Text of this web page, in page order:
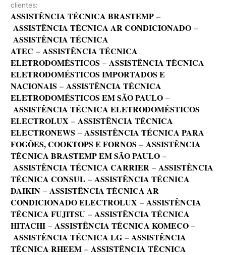
clientes:
ASSISTÊNCIA TÉCNICA BRASTEMP –
ASSISTÊNCIA TÉCNICA AR CONDICIONADO –
ASSISTÊNCIA TÉCNICA
ATEC –ASSISTÊNCIA TÉCNICA
ELETRODOMÉSTICOS –ASSISTÊNCIA TÉCNICA
ELETRODOMÉSTICOS IMPORTADOS E
NACIONAIS –ASSISTÊNCIA TÉCNICA
ELETRODOMÉSTICOS EM SÃO PAULO –
ASSISTÊNCIA TÉCNICA ELETRODOMÉSTICOS
ELECTROLUX –ASSISTÊNCIA TÉCNICA
ELECTRONEWS –ASSISTÊNCIA TÉCNICA PARA
FOGÕES, COOKTOPS E FORNOS –ASSISTÊNCIA
TÉCNICA BRASTEMP EM SÃO PAULO –
ASSISTÊNCIA TÉCNICA CARRIER –ASSISTÊNCIA
TÉCNICA CONSUL –ASSISTÊNCIA TÉCNICA
DAIKIN –ASSISTÊNCIA TÉCNICA AR
CONDICIONADO ELECTROLUX –ASSISTÊNCIA
TÉCNICA FUJITSU –ASSISTÊNCIA TÉCNICA
HITACHI –ASSISTÊNCIA TÉCNICA KOMECO –
ASSISTÊNCIA TÉCNICA LG –ASSISTÊNCIA
TÉCNICA RHEEM –ASSISTÊNCIA TÉCNICA